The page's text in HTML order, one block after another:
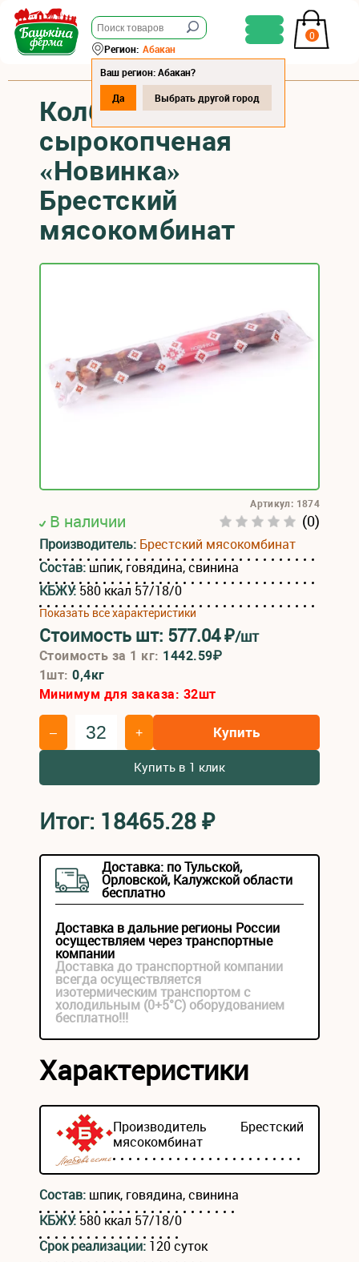
0
Регион: Абакан
Ваш регион: Абакан?
Да
Выбрать другой город
Колбаса
сырокопченая
«Новинка»
Брестский
мясокомбинат
В наличии (0)
Артикул: 1874
Производитель: Брестский мясокомбинат
Состав: шпик, говядина, свинина
КБЖУ: 580 ккал 57/18/0
Показать все характеристики
Стоимость шт: 577.04₽/шт
Стоимость за 1 кг: 1442.59₽
1шт:0,4кг
Минимум для заказа: 32шт
– + Купить
Купить в 1 клик
Итог: 18465.28₽
Доставка: по Тульской,
Орловской, Калужской области
бесплатно
Доставка в дальние регионы России
осуществляем через транспортные
компании
Доставка до транспортной компании
всегда осуществляется
изотермическим транспортом с
холодильным (0+5°С) оборудованием
бесплатно!!!
Характеристики
Производитель Брестский
мясокомбинат
Состав: шпик, говядина, свинина
КБЖУ: 580 ккал 57/18/0
Срок реализации: 120 суток